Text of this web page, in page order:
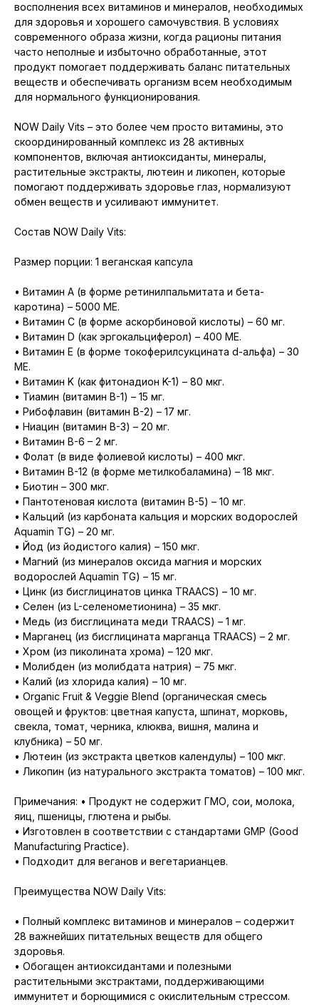
восполнения всех витаминов и минералов, необходимых
для здоровья и хорошего самочувствия. В условиях
современного образа жизни, когда рационы питания
часто неполные и избыточно обработанные, этот
продукт помогает поддерживать баланс питательных
веществ и обеспечивать организм всем необходимым
для нормального функционирования.
NOW Daily Vits – это более чем просто витамины, это
скоординированный комплекс из 28 активных
компонентов, включая антиоксиданты, минералы,
растительные экстракты, лютеин и ликопен, которые
помогают поддерживать здоровье глаз, нормализуют
обмен веществ и усиливают иммунитет.
Состав NOW Daily Vits:
Размер порции: 1 веганская капсула
• Витамин А (в форме ретинилпальмитата и бета-
каротина) – 5000 МЕ.
• Витамин С (в форме аскорбиновой кислоты) – 60 мг.
• Витамин D (как эргокальциферол) – 400 МЕ.
• Витамин E (в форме токоферилсукцината d-альфа) – 30
МЕ.
• Витамин K (как фитонадион K-1) – 80 мкг.
• Тиамин (витамин B-1) – 15 мг.
• Рибофлавин (витамин B-2) – 17 мг.
• Ниацин (витамин B-3) – 20 мг.
• Витамин B-6 – 2 мг.
• Фолат (в виде фолиевой кислоты) – 400 мкг.
• Витамин B-12 (в форме метилкобаламина) – 18 мкг.
• Биотин – 300 мкг.
• Пантотеновая кислота (витамин B-5) – 10 мг.
• Кальций (из карбоната кальция и морских водорослей
Aquamin TG) – 20 мг.
• Йод (из йодистого калия) – 150 мкг.
• Магний (из минералов оксида магния и морских
водорослей Aquamin TG) – 15 мг.
• Цинк (из бисглицинатов цинка TRAACS) – 10 мг.
• Селен (из L-селенометионина) – 35 мкг.
• Медь (из бисглицината меди TRAACS) – 1 мг.
• Марганец (из бисглицината марганца TRAACS) – 2 мг.
• Хром (из пиколината хрома) – 120 мкг.
• Молибден (из молибдата натрия) – 75 мкг.
• Калий (из хлорида калия) – 10 мг.
• Organic Fruit & Veggie Blend (органическая смесь
овощей и фруктов: цветная капуста, шпинат, морковь,
свекла, томат, черника, клюква, вишня, малина и
клубника) – 50 мг.
• Лютеин (из экстракта цветков календулы) – 100 мкг.
• Ликопин (из натурального экстракта томатов) – 100 мкг.
Примечания: • Продукт не содержит ГМО, сои, молока,
яиц, пшеницы, глютена и рыбы.
• Изготовлен в соответствии с стандартами GMP (Good
Manufacturing Practice).
• Подходит для веганов и вегетарианцев.
Преимущества NOW Daily Vits:
• Полный комплекс витаминов и минералов – содержит
28 важнейших питательных веществ для общего
здоровья.
• Обогащен антиоксидантами и полезными
растительными экстрактами, поддерживающими
иммунитет и борющимися с окислительным стрессом.